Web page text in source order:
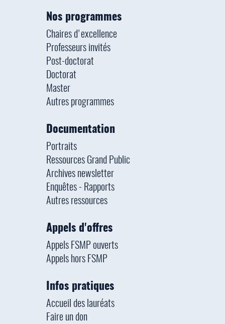
Nos programmes
Chaires d'excellence
Professeurs invités
Post-doctorat
Doctorat
Master
Autres programmes
Documentation
Portraits
Ressources Grand Public
Archives newsletter
Enquêtes - Rapports
Autres ressources
Appels d'offres
Appels FSMP ouverts
Appels hors FSMP
Infos pratiques
Accueil des lauréats
Faire un don